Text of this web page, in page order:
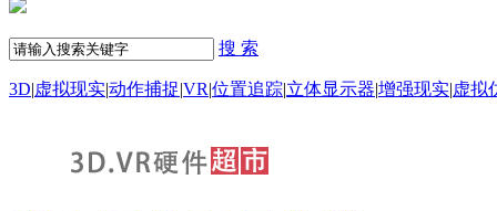
搜 索
3D|虚拟现实|动作捕捉|VR|位置追踪|立体显示器|增强现实|虚拟